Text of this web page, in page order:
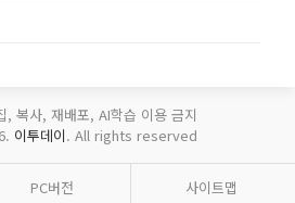
, 복사, 재배포, AI학습 이용 금지
이투데이. All rights reserved
PC버전 사이트맵